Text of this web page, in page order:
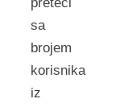
sa
brojem
korisnika
iz